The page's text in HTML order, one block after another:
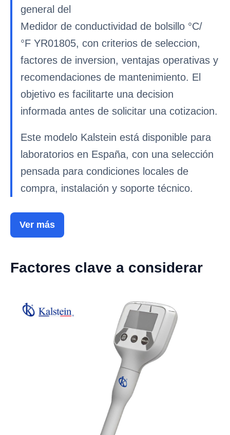
general del
Medidor de conductividad de bolsillo °C/
°F YR01805, con criterios de seleccion,
factores de inversion, ventajas operativas y
recomendaciones de mantenimiento. El
objetivo es facilitarte una decision
informada antes de solicitar una cotizacion.
Este modelo Kalstein está disponible para
laboratorios en España, con una selección
pensada para condiciones locales de
compra, instalación y soporte técnico.
Ver más
Factores clave a considerar